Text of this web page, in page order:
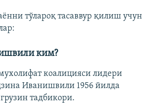
тўлароқ тасаввур қилиш учун
ким?
мухолифат коалицияси лидери
Иванишвили 1956 йилда
тадбикори.